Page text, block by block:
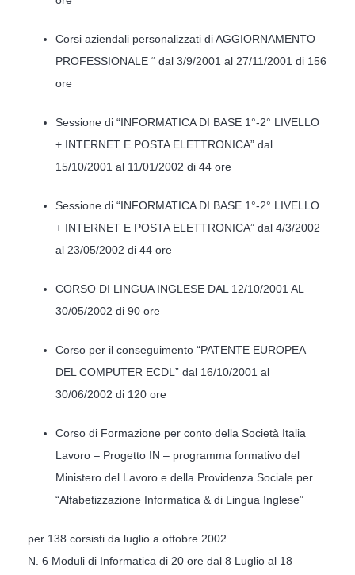
Corsi aziendali personalizzati di AGGIORNAMENTO
PROFESSIONALE “ dal 3/9/2001 al 27/11/2001 di 156
ore
Sessione di “INFORMATICA DI BASE 1°-2° LIVELLO
+ INTERNET E POSTA ELETTRONICA” dal
15/10/2001 al 11/01/2002 di 44 ore
Sessione di “INFORMATICA DI BASE 1°-2° LIVELLO
+ INTERNET E POSTA ELETTRONICA” dal 4/3/2002
al 23/05/2002 di 44 ore
CORSO DI LINGUA INGLESE DAL 12/10/2001 AL
30/05/2002 di 90 ore
Corso per il conseguimento “PATENTE EUROPEA
DEL COMPUTER ECDL” dal 16/10/2001 al
30/06/2002 di 120 ore
Corso di Formazione per conto della Società Italia
Lavoro – Progetto IN – programma formativo del
Ministero del Lavoro e della Providenza Sociale per
“Alfabetizzazione Informatica & di Lingua Inglese”
per 138 corsisti da luglio a ottobre 2002.
N. 6 Moduli di Informatica di 20 ore dal 8 Luglio al 18